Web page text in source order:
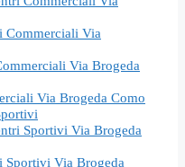
Commerciali Via
Via Brogeda
Via Brogeda Como
Sportivi Via Brogeda
Sportivi Via Brogeda